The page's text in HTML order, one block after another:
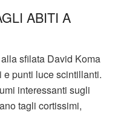
ABITI A
sfilata David Koma
punti luce scintillanti.
interessanti sugli
tagli cortissimi,